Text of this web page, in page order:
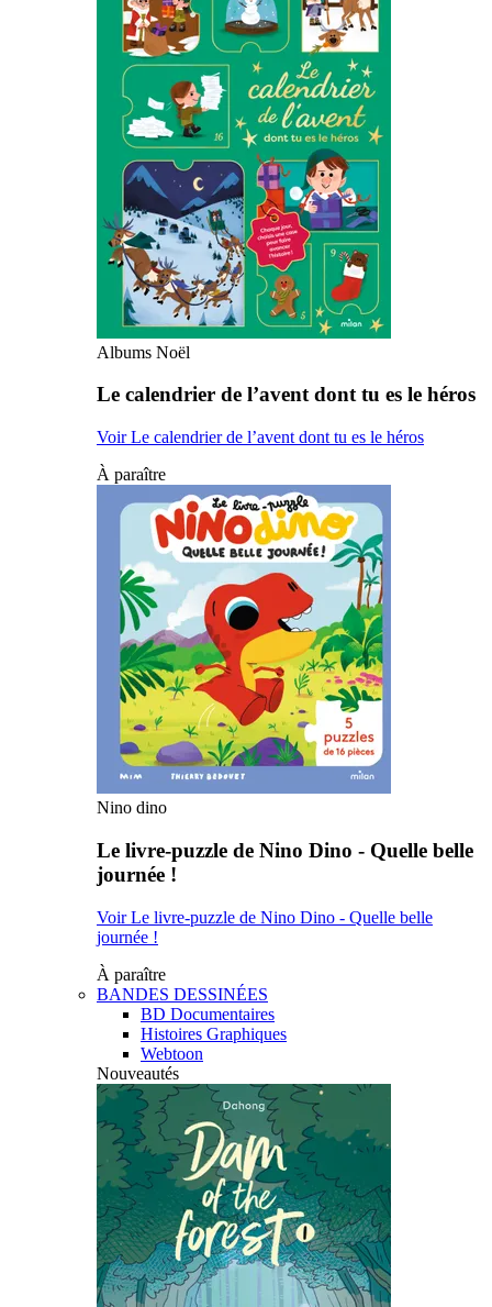
Albums Noël
Le calendrier de l’avent dont tu es le héros
Voir Le calendrier de l’avent dont tu es le héros
À paraître
Nino dino
Le livre-puzzle de Nino Dino - Quelle belle
journée !
Voir Le livre-puzzle de Nino Dino - Quelle belle
journée !
À paraître
BANDES DESSINÉES
BD Documentaires
Histoires Graphiques
Webtoon
Nouveautés